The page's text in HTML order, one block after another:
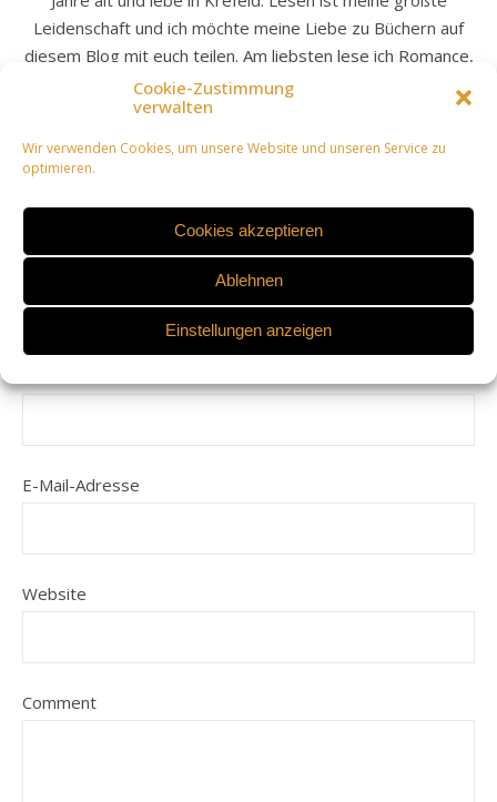
Cookie-Zustimmung
verwalten
Wir verwenden Cookies, um unsere Website und unseren Service zu
optimieren.
Cookies akzeptieren
Ablehnen
Einstellungen anzeigen
Leidenschaft und ich möchte meine Liebe zu Büchern auf
diesem Blog mit euch teilen. Am liebsten lese ich Romance,
Fantasy (Romantasy ist sowieso das beste) und Thriller.
Viel Spaß beim Erkunden meines Buchblogs!
LEAVE A REPLY
Deine E-Mail-Adresse wird nicht veröffentlicht.
Erforderliche Felder sind mit*markiert
E-Mail-Adresse
Website
Comment